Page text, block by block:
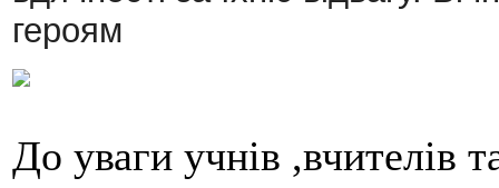
героям
До уваги учнів ,вчителів